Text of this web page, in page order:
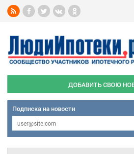
ДОБАВИТЬ СВОЮ
Подписка на новости